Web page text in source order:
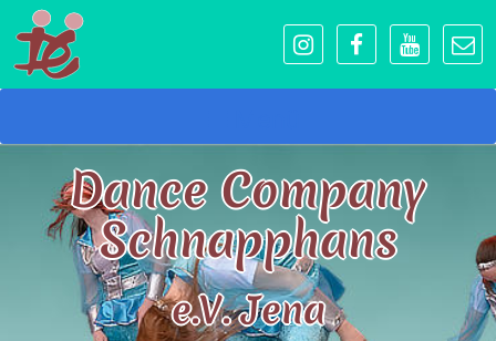
Dance Company
Schnapphans
e.V. Jena